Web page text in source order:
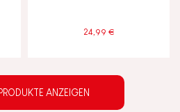
24,99 €
ANZEIGEN